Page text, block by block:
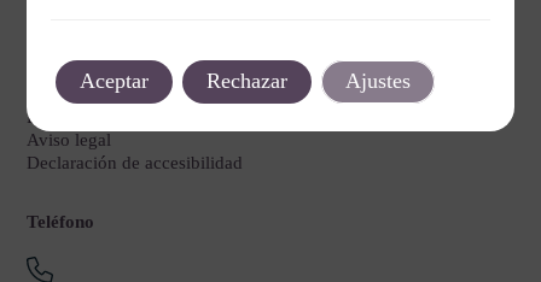
Política de privacidad
Política de cookies
Aviso legal
Declaración de accesibilidad
Teléfono
Aceptar Rechazar Ajustes